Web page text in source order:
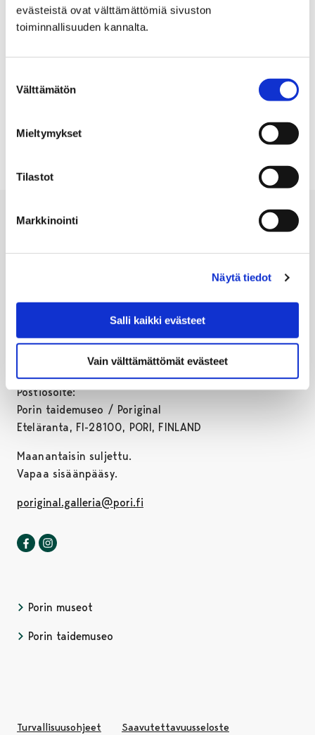
evästeistä ovat välttämättömiä sivuston
toiminnallisuuden kannalta.
valinta
Välttämätön
Mieltymykset
Tilastot
Markkinointi
Näytä tiedot
Salli kaikki evästeet
Vain välttämättömät evästeet
Tiedot
FI-28100 Pori, Finland
puh. +358 44 701 4737
Postiosoite:
Porin taidemuseo / Poriginal
Eteläranta, FI-28100, PORI, FINLAND
Maanantaisin suljettu.
Vapaa sisäänpääsy.
poriginal.galleria@pori.fi
Poriginal-galleria Facebookissa
Avautuu uudessa välilehdessä
Porin museot
Porin taidemuseo
Turvallisuusohjeet Saavutettavuusseloste